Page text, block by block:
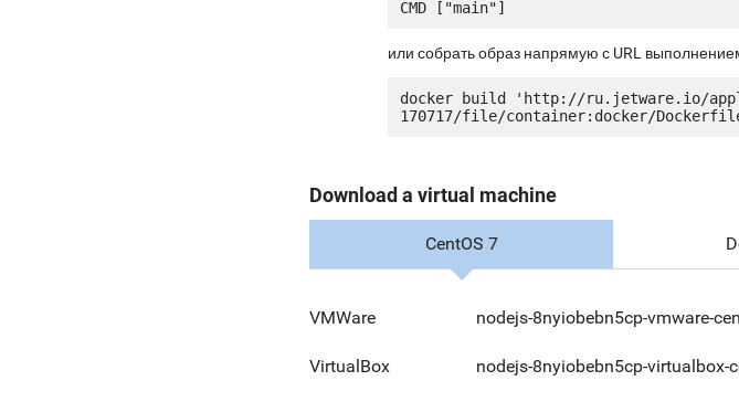
или собрать образ напрямую с URL
docker build 'http://ru.jetware.io/
Download a virtual machine
CentOS 7
VMWare nodejs-8nyiobebn5cp-vmware-
VirtualBox nodejs-8nyiobebn5cp-virtualbox-